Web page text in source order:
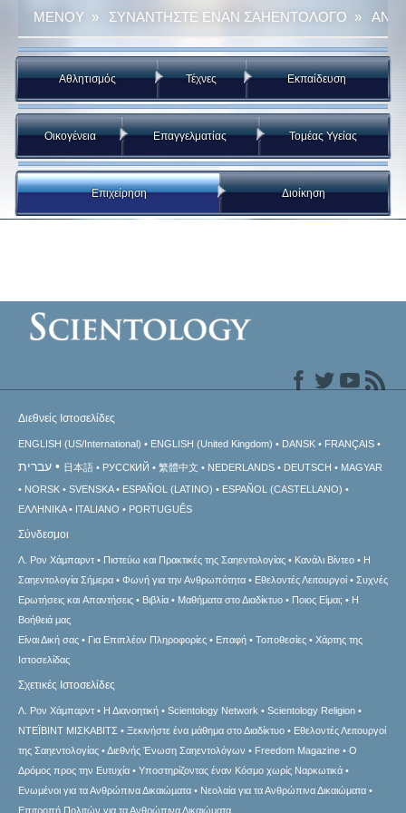
ΜΕΝΟΥ » ΣΥΝΑΝΤΗΣΤΕ ΕΝΑΝ ΣΑΗΕΝΤΟΛΟΓΟ » ΑΝΑ
Αθλητισμός Τέχνες Εκπαίδευση
Οικογένεια Επαγγελματίας Τομέας Υγείας
Επιχείρηση Διοίκηση
Διεθνείς Ιστοσελίδες
ENGLISH (US/International) ENGLISH (United Kingdom) DANSK FRANÇAIS
עברית 日本語 РУССКИЙ 繁體中文 NEDERLANDS DEUTSCH
MAGYAR
NORSK
SVENSKA ESPAÑOL (LATINO)
ESPAÑOL (CASTELLANO)
ΕΛΛΗΝΙΚA
ITALIANO PORTUGUÊS
Σύνδεσμοι
Λ. Ρον Χάμπαρντ Πιστεύω και Πρακτικές της Σαηεντολογίας Κανάλι Βίντεο
Η
Σαηεντολογία Σήμερα
Φωνή για την Ανθρωπότητα Εθελοντές Λειτουργοί
Συχνές
Ερωτήσεις και Απαντήσεις
Βιβλία Μαθήματα στο Διαδίκτυο Ποιος Είμαι;
Η
Βοήθειά μας
Είναι Δική σας
Για Επιπλέον Πληροφορίες Επαφή Τοποθεσίες
Χάρτης της
Ιστοσελίδας
Σχετικές Ιστοσελίδες
Λ. Ρον Χάμπαρντ Η Διανοητική Scientology Network
Scientology Religion
ΝΤΕΪΒΙΝΤ ΜΙΣΚAΒΙΤΣ
Ξεκινήστε ένα μάθημα στο Διαδίκτυο
Εθελοντές Λειτουργοί
της Σαηεντολογίας
Διεθνής Ένωση Σαηεντολόγων Freedom Magazine
Ο
Δρόμος προς την Ευτυχία
Υποστηρίζοντας έναν Κόσμο χωρίς Ναρκωτικά
Ενωµένοι για τα Ανθρώπινα Δικαιώµατα
Νεολαία για τα Ανθρώπινα Δικαιώματα
Επιτροπή Πολιτών για τα Ανθρώπινα Δικαιώματα